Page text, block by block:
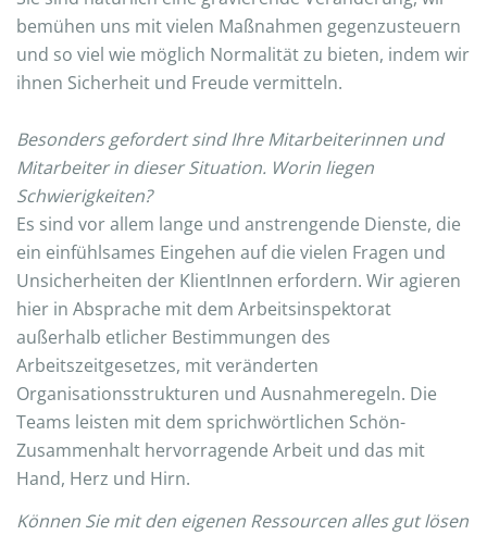
bemühen uns mit vielen Maßnahmen gegenzusteuern
und so viel wie möglich Normalität zu bieten, indem wir
ihnen Sicherheit und Freude vermitteln.
Besonders gefordert sind Ihre Mitarbeiterinnen und
Mitarbeiter in dieser Situation. Worin liegen
Schwierigkeiten?
Es sind vor allem lange und anstrengende Dienste, die
ein einfühlsames Eingehen auf die vielen Fragen und
Unsicherheiten der KlientInnen erfordern. Wir agieren
hier in Absprache mit dem Arbeitsinspektorat
außerhalb etlicher Bestimmungen des
Arbeitszeitgesetzes, mit veränderten
Organisationsstrukturen und Ausnahmeregeln. Die
Teams leisten mit dem sprichwörtlichen Schön-
Zusammenhalt hervorragende Arbeit und das mit
Hand, Herz und Hirn.
Können Sie mit den eigenen Ressourcen alles gut lösen